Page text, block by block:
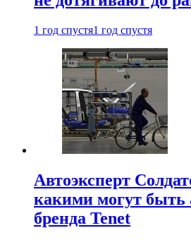
1 год спустя1 год спустя
Автоэксперт
какими могут быть
бренда Tenet